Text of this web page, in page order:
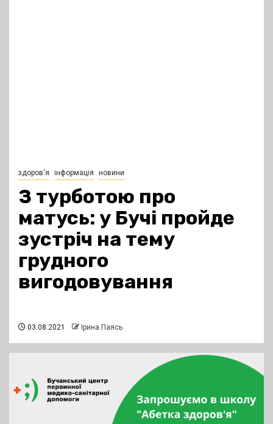
здоров'я інформація новини
З турботою про
матусь: у Бучі пройде
зустріч на тему
грудного
вигодовування
03.08.2021 Ірина Паясь